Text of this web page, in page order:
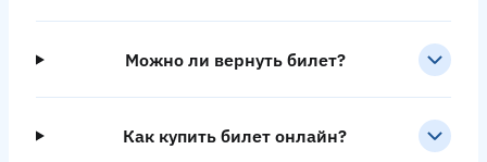
Можно ли вернуть билет?
Как купить билет онлайн?